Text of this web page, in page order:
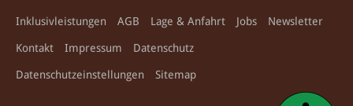
Inklusivleistungen AGB Lage & Anfahrt Jobs Newsletter
Kontakt Impressum Datenschutz
Datenschutzeinstellungen Sitemap